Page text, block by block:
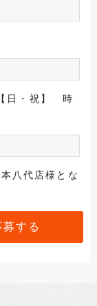
日・祝】 時
八代店様とな
募する